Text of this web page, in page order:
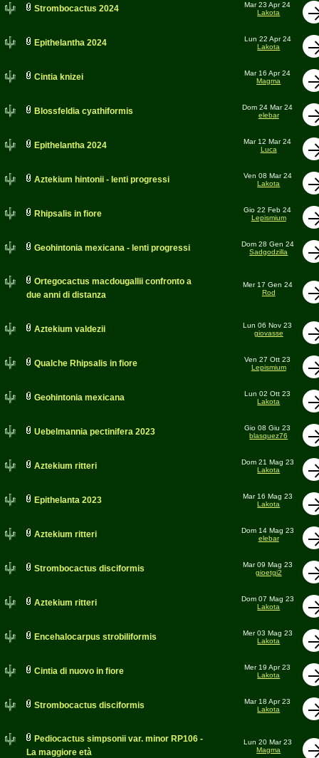
Strombocactus 2024
Mar 23 Apr 24
Lakota
Epithelantha 2024
Lun 22 Apr 24
Lakota
Cintia knizei
Mar 16 Apr 24
Magma
Blossfeldia cyathiformis
Dom 24 Mar 24
elebar
Epithelantha 2024
Mar 12 Mar 24
Luca
Aztekium hintonii - lenti progressi
Ven 08 Mar 24
Lakota
Rhipsalis in fiore
Gio 22 Feb 24
Lepismium
Geohintonia mexicana - lenti progressi
Dom 28 Gen 24
Sadgodzilla
Ortegocactus macdougallii confronto a
due anni di distanza
Mer 17 Gen 24
Rod
Aztekium valdezii
Lun 06 Nov 23
giovasse
Qualche Rhipsalis in fiore
Ven 27 Ott 23
Lepismium
Geohintonia mexicana
Lun 02 Ott 23
Lakota
Uebelmannia pectinifera 2023
Gio 08 Giu 23
blasquez76
Aztekium ritteri
Dom 21 Mag 23
Lakota
Epithelanta 2023
Mar 16 Mag 23
Lakota
Aztekium ritteri
Dom 14 Mag 23
elebar
Strombocactus disciformis
Mar 09 Mag 23
gioetgi2
Aztekium ritteri
Dom 07 Mag 23
Lakota
Encehalocarpus strobiliformis
Mer 03 Mag 23
Lakota
Cintia di nuovo in fiore
Mer 19 Apr 23
Lakota
Strombocactus disciformis
Mar 18 Apr 23
Lakota
Pediocactus simpsonii var. minor RP106 -
La maggiore età
Lun 20 Mar 23
Magma